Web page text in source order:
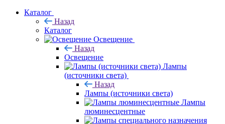
Каталог
Назад
Каталог
Освещение
Назад
Освещение
Лампы
(источники света)
Назад
Лампы (источники света)
Лампы
люминесцентные